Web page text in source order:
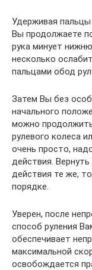
Удерживая
Вы продолжаете
рука минует
несколько
пальцами обод
Затем Вы без
начального
можно
рулевого колеса
очень просто,
действия.
действия те же,
порядке.
Уверен, после
способ руления
обеспечивает
максимальной
освобождается